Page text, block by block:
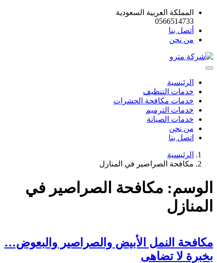
المملكة العربية السعودية
0566514733
أتصل بنا
من نحن
الرئيسية
خدمات التنظيف
خدمات مكافحة الحشرات
خدمات الترميم
خدمات الصيانة
من نحن
اتصل بنا
الرئيسية
مكافحة الصراصير في المنازل
الوسم: مكافحة الصراصير في
المنازل
مكافحة النمل الأبيض والصراصير والبعوض…
بخبرة لا تضاهى